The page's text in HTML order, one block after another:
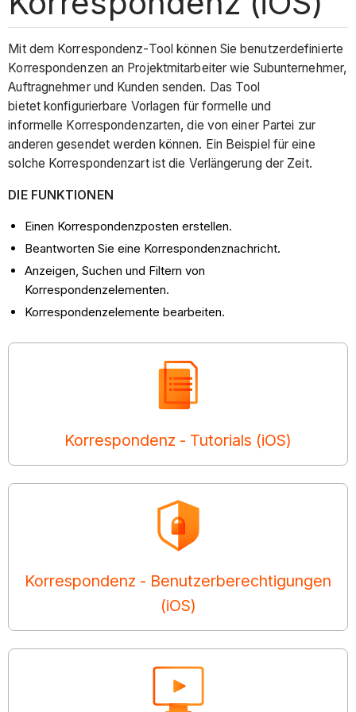
Mit dem Korrespondenz-Tool können Sie benutzerdefinierte
Korrespondenzen an Projektmitarbeiter wie Subunternehmer,
Auftragnehmer und Kunden senden. Das Tool
bietet konfigurierbare Vorlagen für formelle und
informelle Korrespondenzarten, die von einer Partei zur
anderen gesendet werden können. Ein Beispiel für eine
solche Korrespondenzart ist die Verlängerung der Zeit.
DIE FUNKTIONEN
Einen Korrespondenzposten erstellen.
Beantworten Sie eine Korrespondenznachricht.
Anzeigen, Suchen und Filtern von
Korrespondenzelementen.
Korrespondenzelemente bearbeiten.
Korrespondenz - Tutorials (iOS)
Korrespondenz - Benutzerberechtigungen
(iOS)